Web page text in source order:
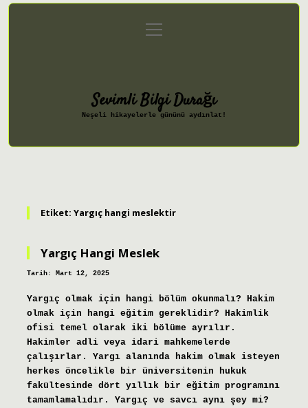
Gizlilik Politikası
menüyü
aç
Sevimli Bilgi Durağı
Neşeli hikayelerle gününü aydınlat!
Etiket: Yargıç hangi meslektir
Yargıç Hangi Meslek
Tarih: Mart 12, 2025
Yargıç olmak için hangi bölüm okunmalı? Hakim
olmak için hangi eğitim gereklidir? Hakimlik
ofisi temel olarak iki bölüme ayrılır.
Hakimler adli veya idari mahkemelerde
çalışırlar. Yargı alanında hakim olmak isteyen
herkes öncelikle bir üniversitenin hukuk
fakültesinde dört yıllık bir eğitim programını
tamamlamalıdır. Yargıç ve savcı aynı şey mi?